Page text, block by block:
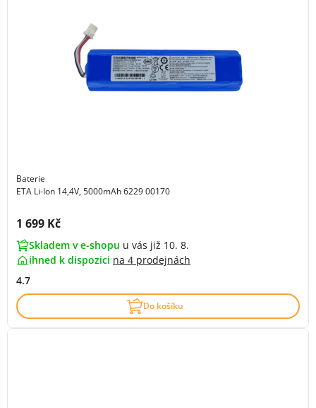
Baterie
ETA Li-Ion 14,4V, 5000mAh 6229 00170
Cena s DPH:
1 699 Kč
Skladem v e-shopu u vás již 10. 8.
ihned k dispozici na 4 prodejnách
4.7
Do košíku